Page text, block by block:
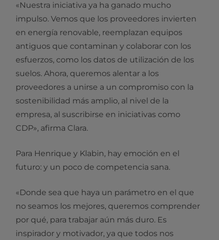
«Nuestra iniciativa ya ha ganado mucho
impulso. Vemos que los proveedores invierten
en energía renovable, reemplazan equipos
antiguos que contaminan y colaborar con los
esfuerzos, como los datos de utilización de los
suelos. Ahora, queremos alentar a los
proveedores a unirse a un compromiso con la
sostenibilidad más amplio, al nivel de la
empresa, al suscribirse en iniciativas como
CDP», afirma Clara.
Para Henrique y Klabin, hay emoción en el
futuro: y un poco de competencia sana.
«Donde sea que haya un parámetro en el que
no seamos los mejores, queremos comprender
por qué, para trabajar aún más duro. Es
inspirador y motivador, ya que todos nos